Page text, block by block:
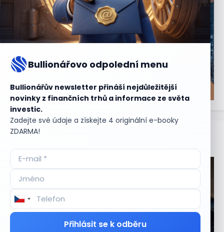
Bullionářovo odpolední menu
Bullionářův newsletter přináší nejdůležitější
novinky z finančních trhů a informace ze světa
investic.
Zadejte své údaje a získejte 4 originální e-booky
ZDARMA!
Přihlásit se k odběru
Aktuální